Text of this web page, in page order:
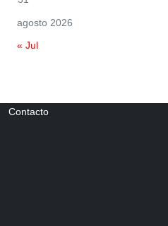
agosto 2026
« Jul
Contacto